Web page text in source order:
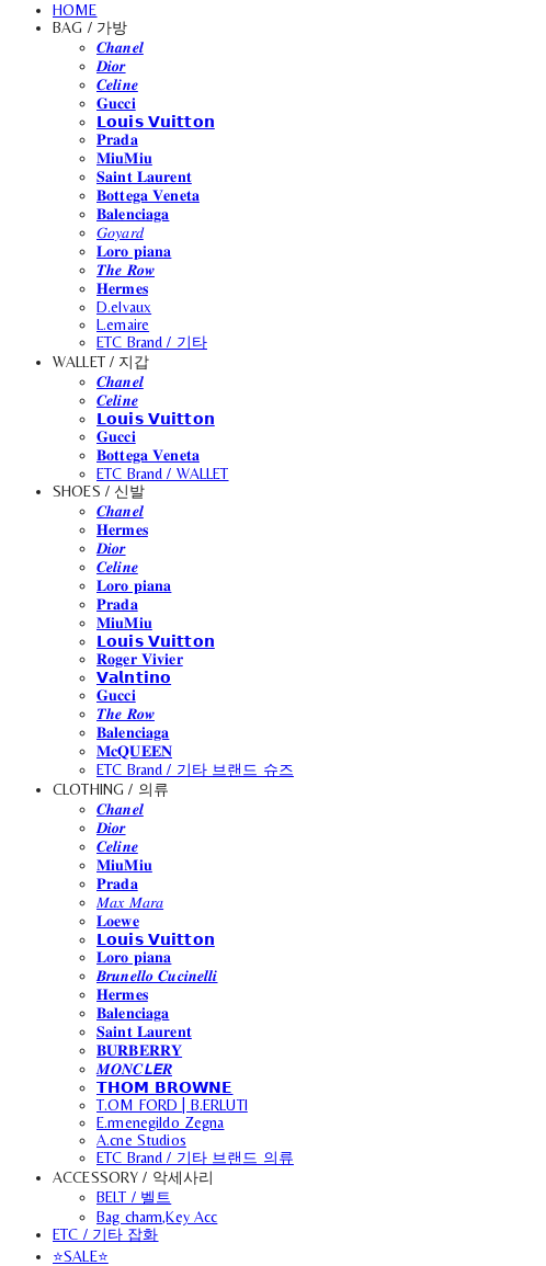
HOME
BAG / 가방
𝑪𝒉𝒂𝒏𝒆𝒍
𝑫𝒊𝒐𝒓
𝑪𝒆𝒍𝒊𝒏𝒆
𝐆𝐮𝐜𝐜𝐢
𝗟𝗼𝘂𝗶𝘀 𝗩𝘂𝗶𝘁𝘁𝗼𝗻
𝐏𝐫𝐚𝐝𝐚
𝐌𝐢𝐮𝐌𝐢𝐮
𝐒𝐚𝐢𝐧𝐭 𝐋𝐚𝐮𝐫𝐞𝐧𝐭
𝐁𝐨𝐭𝐭𝐞𝐠𝐚 𝐕𝐞𝐧𝐞𝐭𝐚
𝐁𝐚𝐥𝐞𝐧𝐜𝐢𝐚𝐠𝐚
𝐺𝑜𝑦𝑎𝑟𝑑
𝐋𝐨𝐫𝐨 𝐩𝐢𝐚𝐧𝐚
𝑻𝒉𝒆 𝑹𝒐𝒘
𝐇𝐞𝐫𝐦𝐞𝐬
D.elvaux
L.emaire
ETC Brand / 기타
WALLET / 지갑
𝑪𝒉𝒂𝒏𝒆𝒍
𝑪𝒆𝒍𝒊𝒏𝒆
𝗟𝗼𝘂𝗶𝘀 𝗩𝘂𝗶𝘁𝘁𝗼𝗻
𝐆𝐮𝐜𝐜𝐢
𝐁𝐨𝐭𝐭𝐞𝐠𝐚 𝐕𝐞𝐧𝐞𝐭𝐚
ETC Brand / WALLET
SHOES / 신발
𝑪𝒉𝒂𝒏𝒆𝒍
𝐇𝐞𝐫𝐦𝐞𝐬
𝑫𝒊𝒐𝒓
𝑪𝒆𝒍𝒊𝒏𝒆
𝐋𝐨𝐫𝐨 𝐩𝐢𝐚𝐧𝐚
𝐏𝐫𝐚𝐝𝐚
𝐌𝐢𝐮𝐌𝐢𝐮
𝗟𝗼𝘂𝗶𝘀 𝗩𝘂𝗶𝘁𝘁𝗼𝗻
𝐑𝐨𝐠𝐞𝐫 𝐕𝐢𝐯𝐢𝐞𝐫
𝗩𝗮𝗹𝗻𝘁𝗶𝗻𝗼
𝐆𝐮𝐜𝐜𝐢
𝑻𝒉𝒆 𝑹𝒐𝒘
𝐁𝐚𝐥𝐞𝐧𝐜𝐢𝐚𝐠𝐚
𝐌𝐜𝐐𝐔𝐄𝐄𝐍
ETC Brand / 기타 브랜드 슈즈
CLOTHING / 의류
𝑪𝒉𝒂𝒏𝒆𝒍
𝑫𝒊𝒐𝒓
𝑪𝒆𝒍𝒊𝒏𝒆
𝐌𝐢𝐮𝐌𝐢𝐮
𝐏𝐫𝐚𝐝𝐚
𝑀𝑎𝑥 𝑀𝑎𝑟𝑎
𝐋𝐨𝐞𝐰𝐞
𝗟𝗼𝘂𝗶𝘀 𝗩𝘂𝗶𝘁𝘁𝗼𝗻
𝐋𝐨𝐫𝐨 𝐩𝐢𝐚𝐧𝐚
𝑩𝒓𝒖𝒏𝒆𝒍𝒍𝒐 𝑪𝒖𝒄𝒊𝒏𝒆𝒍𝒍𝒊
𝐇𝐞𝐫𝐦𝐞𝐬
𝐁𝐚𝐥𝐞𝐧𝐜𝐢𝐚𝐠𝐚
𝐒𝐚𝐢𝐧𝐭 𝐋𝐚𝐮𝐫𝐞𝐧𝐭
𝐁𝐔𝐑𝐁𝐄𝐑𝐑𝐘
𝑴𝑶𝑵𝑪𝙇𝙀𝑹
𝗧𝗛𝗢𝗠 𝗕𝗥𝗢𝗪𝗡𝗘
T.OM FORD | B.ERLUTI
E.rmenegildo Zegna
A.cne Studios
ETC Brand / 기타 브랜드 의류
ACCESSORY / 악세사리
BELT / 벨트
Bag charm,Key Acc
ETC / 기타 잡화
⭐SALE⭐